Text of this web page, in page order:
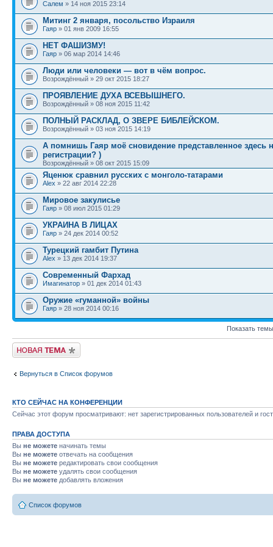
Салем » 14 ноя 2015 23:14
Митинг 2 января, посольство Израиля
Гаяр » 01 янв 2009 16:55
НЕТ ФАШИЗМУ!
Гаяр » 06 мар 2014 14:46
Люди или человеки — вот в чём вопрос.
Возрождённый » 29 окт 2015 18:27
ПРОЯВЛЕНИЕ ДУХА ВСЕВЫШНЕГО.
Возрождённый » 08 ноя 2015 11:42
ПОЛНЫЙ РАСКЛАД, О ЗВЕРЕ БИБЛЕЙСКОМ.
Возрождённый » 03 ноя 2015 14:19
А помнишь Гаяр моё сновидение представленное здесь
регистрации? )
Возрождённый » 08 окт 2015 15:09
Яценюк сравнил русских с монголо-татарами
Alex » 22 авг 2014 22:28
Мировое закулисье
Гаяр » 08 июл 2015 01:29
УКРАИНА В ЛИЦАХ
Гаяр » 24 дек 2014 00:52
Турецкий гамбит Путина
Alex » 13 дек 2014 19:37
Современный Фархад
Имагинатор » 01 дек 2014 01:43
Оружие «гуманной» войны
Гаяр » 28 ноя 2014 00:16
Показать
Новая тема
Вернуться в Список форумов
КТО СЕЙЧАС НА КОНФЕРЕНЦИИ
Сейчас этот форум просматривают: нет зарегистрированных пользователей и
ПРАВА ДОСТУПА
Вы не можете начинать темы
Вы не можете отвечать на сообщения
Вы не можете редактировать свои сообщения
Вы не можете удалять свои сообщения
Вы не можете добавлять вложения
Список форумов